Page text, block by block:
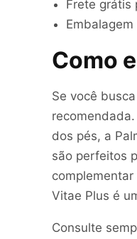
Frete grátis
Como
Se você
dos pés, a
são perfeitos
Vitae Plus é
Consulte